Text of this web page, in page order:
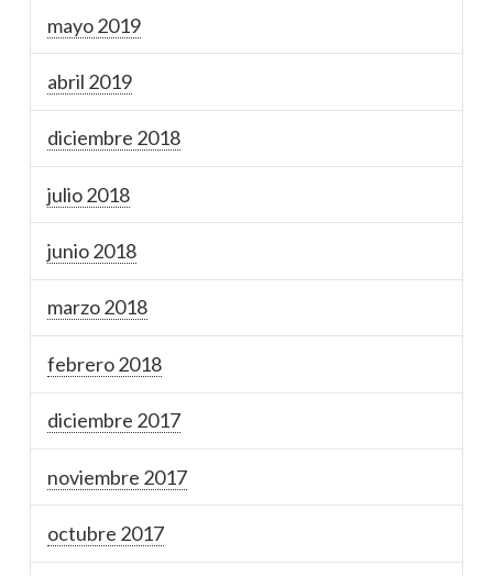
mayo 2019
abril 2019
diciembre 2018
julio 2018
junio 2018
marzo 2018
febrero 2018
diciembre 2017
noviembre 2017
octubre 2017